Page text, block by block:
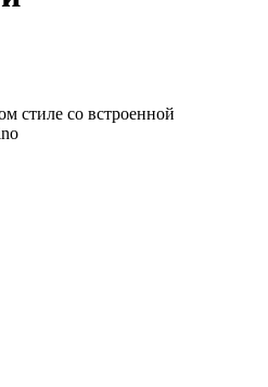
стиле со встроенной